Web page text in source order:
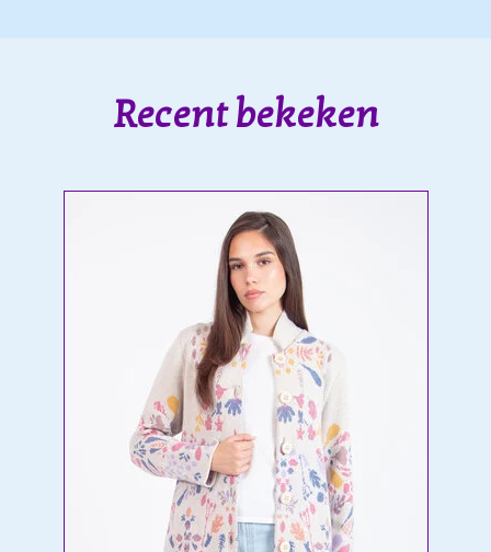
Recent bekeken